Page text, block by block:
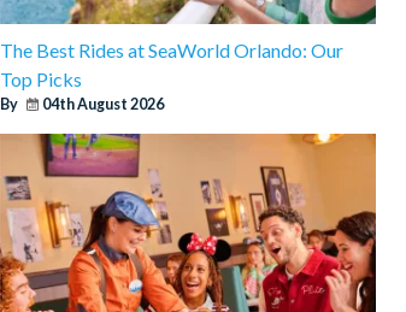
The Best Rides at SeaWorld Orlando: Our
Top Picks
By 04th August 2026